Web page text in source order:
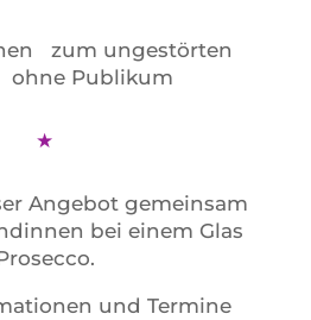
zum ungestörten
ohne Publikum
★
Angebot gemeinsam
bei einem Glas
und Termine